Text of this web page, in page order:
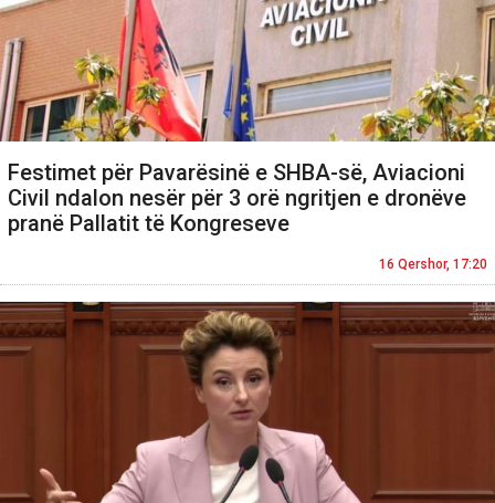
Festimet për Pavarësinë e SHBA-së, Aviacioni
Civil ndalon nesër për 3 orë ngritjen e dronëve
pranë Pallatit të Kongreseve
16 Qershor, 17:20